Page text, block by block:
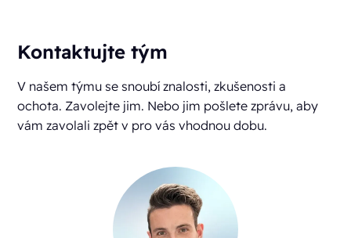
Kontaktujte tým
V našem týmu se snoubí znalosti, zkušenosti a
ochota. Zavolejte jim. Nebo jim pošlete zprávu, aby
vám zavolali zpět v pro vás vhodnou dobu.